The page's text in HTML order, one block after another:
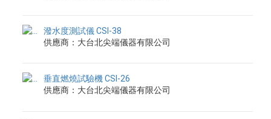
潑水度測試儀 CSI-38
供應商：大台北尖端儀器有限公司
垂直燃燒試驗機 CSI-26
供應商：大台北尖端儀器有限公司